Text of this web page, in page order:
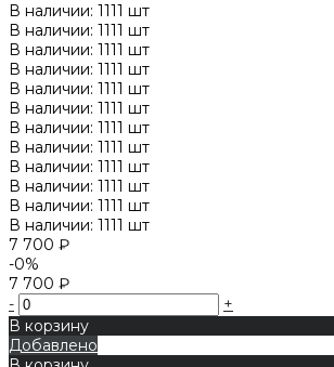
В наличии: 1111 шт
В наличии: 1111 шт
В наличии: 1111 шт
В наличии: 1111 шт
В наличии: 1111 шт
В наличии: 1111 шт
В наличии: 1111 шт
В наличии: 1111 шт
В наличии: 1111 шт
В наличии: 1111 шт
В наличии: 1111 шт
В наличии: 1111 шт
7 700 ₽
-0%
7 700 ₽
-
+
В корзину
Добавлено